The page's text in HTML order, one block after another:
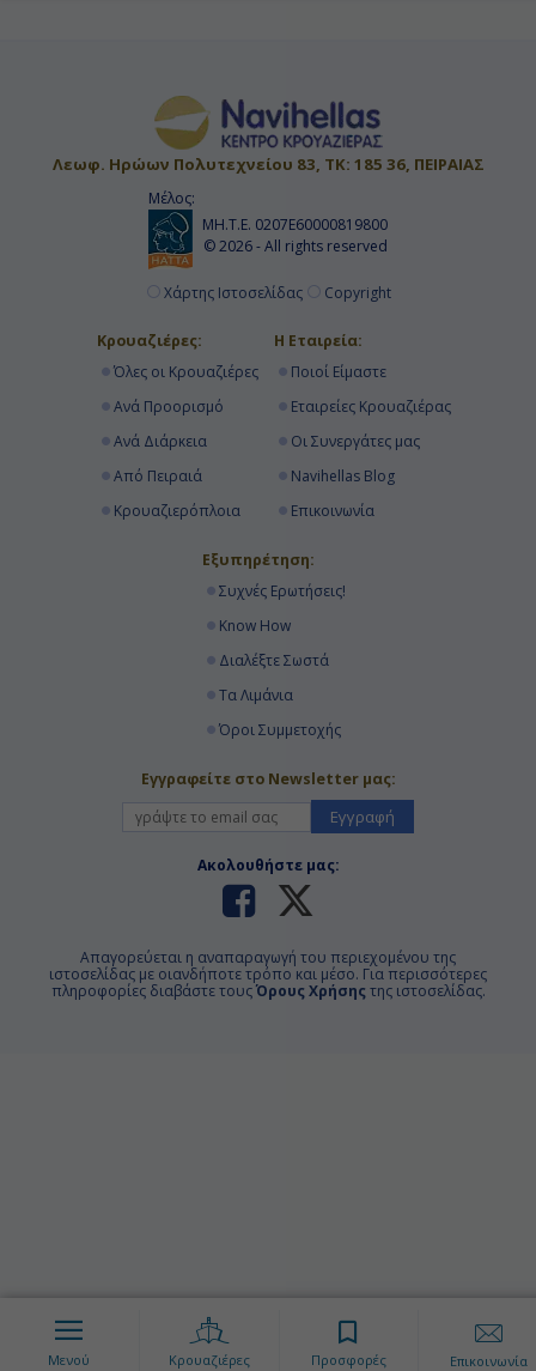
Λεωφ. Ηρώων Πολυτεχνείου 83, ΤΚ: 185 36, ΠΕΙΡΑΙΑΣ
Μέλος:
ΜΗ.Τ.Ε. 0207Ε60000819800
© 2026 - All rights reserved
Χάρτης Ιστοσελίδας Copyright
Κρουαζιέρες:
Όλες οι Κρουαζιέρες
Ανά Προορισμό
Ανά Διάρκεια
Από Πειραιά
Κρουαζιερόπλοια
Η Εταιρεία:
Ποιοί Είμαστε
Εταιρείες Κρουαζιέρας
Οι Συνεργάτες μας
Navihellas Blog
Επικοινωνία
Εξυπηρέτηση:
Συχνές Ερωτήσεις!
Know How
Διαλέξτε Σωστά
Τα Λιμάνια
Όροι Συμμετοχής
Εγγραφείτε στο Newsletter μας:
Εγγραφή
Ακολουθήστε μας:
Απαγορεύεται η αναπαραγωγή του περιεχομένου της
ιστοσελίδας με οιανδήποτε τρόπο και μέσο. Για περισσότερες
πληροφορίες διαβάστε τουςΌρους Χρήσης της ιστοσελίδας.
Μενού Κρουαζιέρες Προσφορές Επικοινωνία